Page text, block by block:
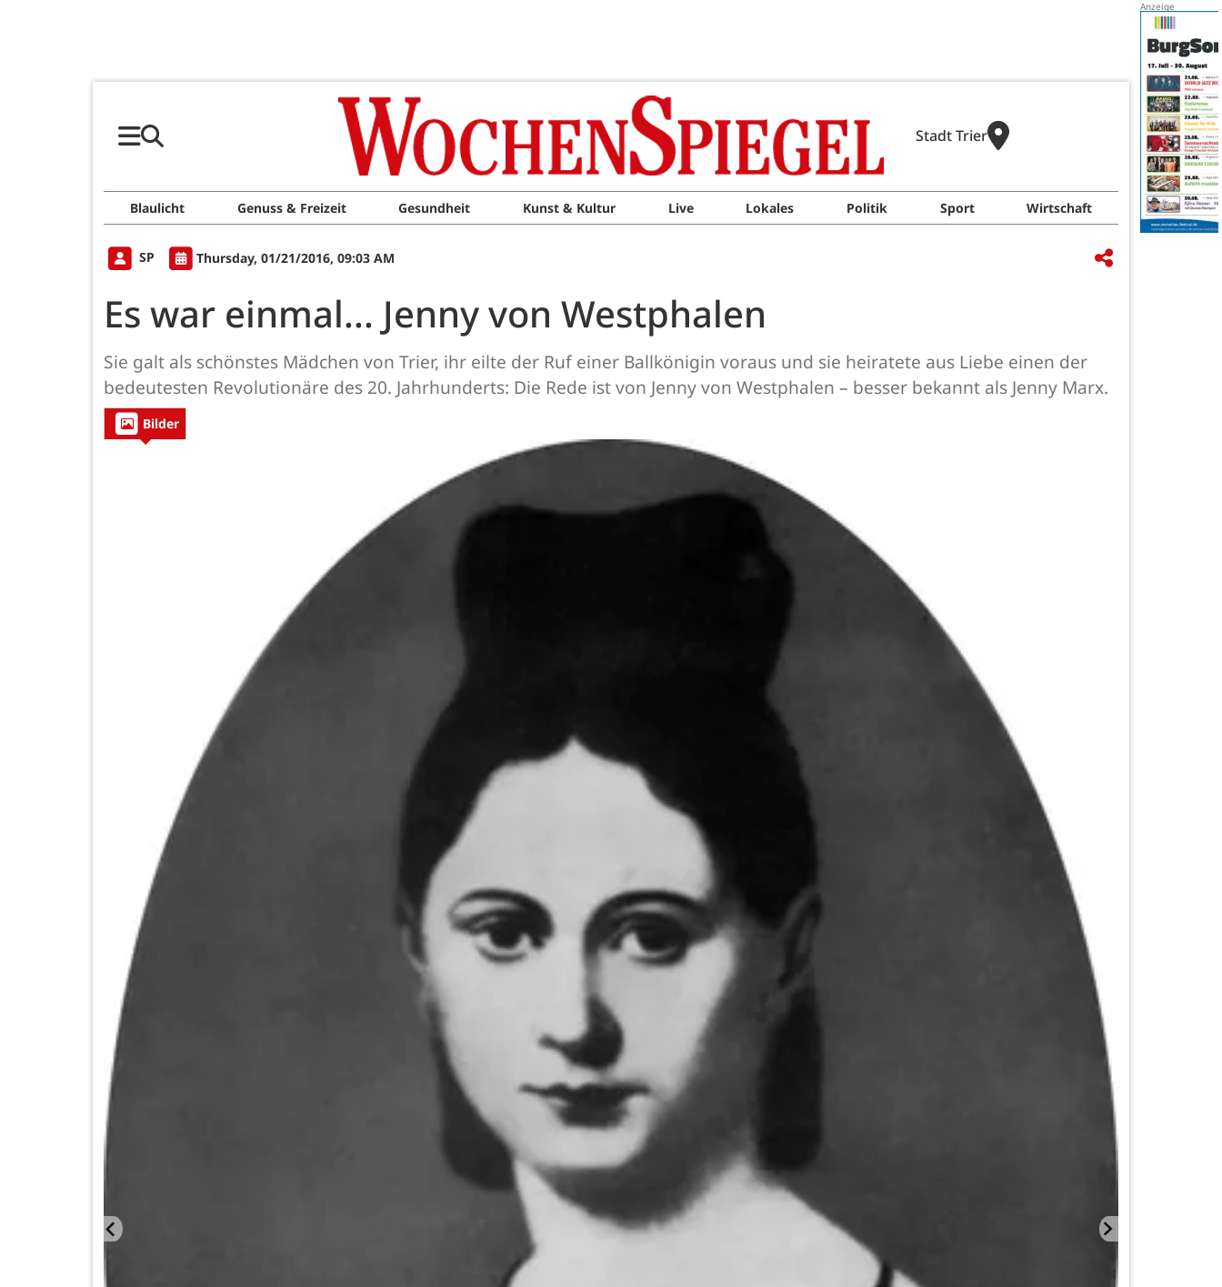
Stadt Trier
Blaulicht Genuss & Freizeit Gesundheit Kunst & Kultur Live Lokales Politik Sport Wirtschaft
SP Thursday, 01/21/2016, 09:03 AM
Es war einmal... Jenny von Westphalen
Sie galt als schönstes Mädchen von Trier, ihr eilte der Ruf einer Ballkönigin voraus und sie heiratete aus Liebe einen der
bedeutesten Revolutionäre des 20. Jahrhunderts: Die Rede ist von Jenny von Westphalen – besser bekannt als Jenny Marx.
Bilder